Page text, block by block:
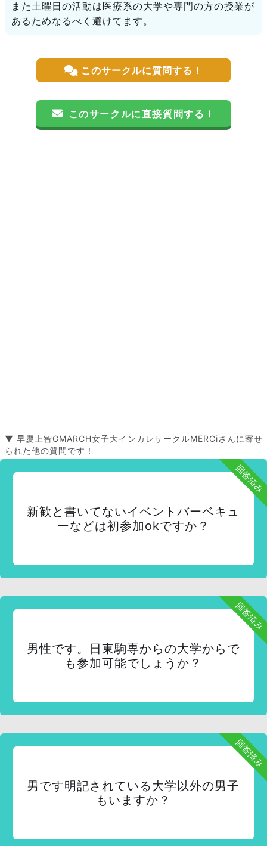
また土曜日の活動は医療系の大学や専門の方の授業が
あるためなるべく避けてます。
このサークルに質問する！
このサークルに直接質問する！
▼ 早慶上智GMARCH女子大インカレサークルMERCiさんに寄せ
られた他の質問です！
回答済み
新歓と書いてないイベントバーベキュ
ーなどは初参加okですか？
回答済み
男性です。日東駒専からの大学からで
も参加可能でしょうか？
回答済み
男です明記されている大学以外の男子
もいますか？